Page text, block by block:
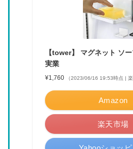
【tower】 マグネット ソープ
実業
¥1,760 （2023/06/16 19:53時点 | 楽
Amazon
楽天市場